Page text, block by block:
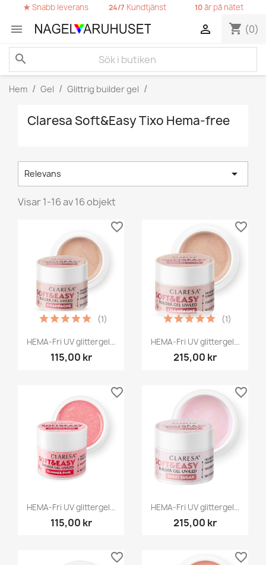
★Snabb leverans 24/7 Kundtjänst 10år på nätet
 shopping_cart (0)

search
Hem Gel Glittrig builder gel
Claresa Soft&Easy Tixo Hema-free
Relevans 
Visar 1-16 av 16 objekt
HEMA-Fri UV glittergel...
115,00 kr
(1)
favorite_border
HEMA-Fri UV glittergel...
215,00 kr
(1)
favorite_border
HEMA-Fri UV glittergel...
115,00 kr
favorite_border
HEMA-Fri UV glittergel...
215,00 kr
favorite_border
favorite_border favorite_border